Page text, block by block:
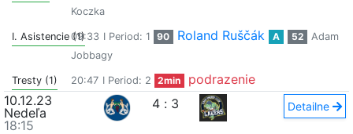
Koczka
I. Asistencie (1)09:33 I Period: 1 90 Roland Ruščák A 52
Adam
Jobbagy
Tresty (1) 20:47 I Period: 2 2min
podrazenie
10.12.23
Nedeľa
18:15
4 : 3 Detailne